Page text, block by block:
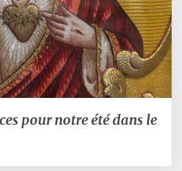
pour notre été dans le